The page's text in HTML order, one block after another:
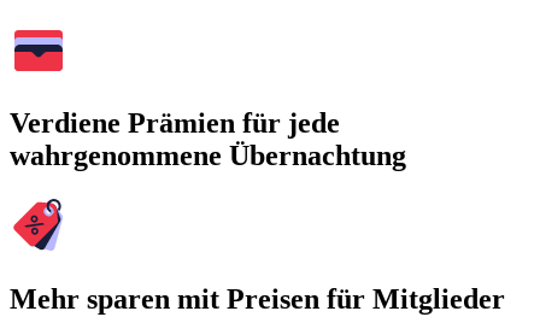
Verdiene Prämien für jede
wahrgenommene Übernachtung
Mehr sparen mit Preisen für Mitglieder